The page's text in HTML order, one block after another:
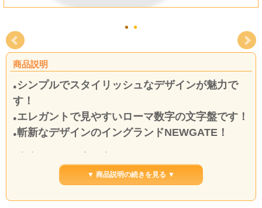
商品説明
● シンプルでスタイリッシュなデザインが魅力で
す！
●エレガントで見やすいローマ数字の文字盤です！
●斬新なデザインのイングランドNEWGATE！
ご注文後英国より取り寄せいたします。（納期約
▼ 商品説明の続きを見る ▼